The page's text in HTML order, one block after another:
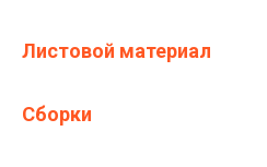
Листовой материал
Сборки